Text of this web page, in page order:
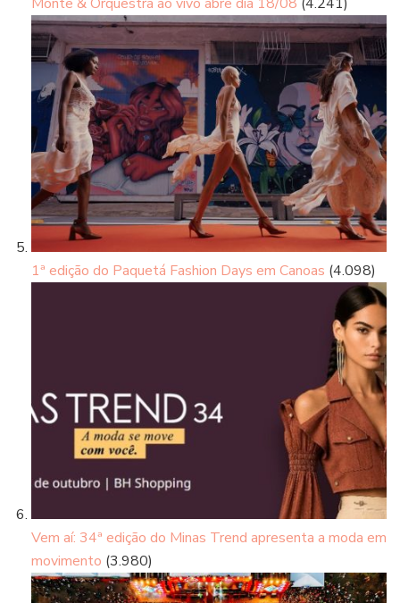
1ª edição do Paquetá Fashion Days em Canoas (4.098)
Vem aí: 34ª edição do Minas Trend apresenta a moda em
movimento (3.980)